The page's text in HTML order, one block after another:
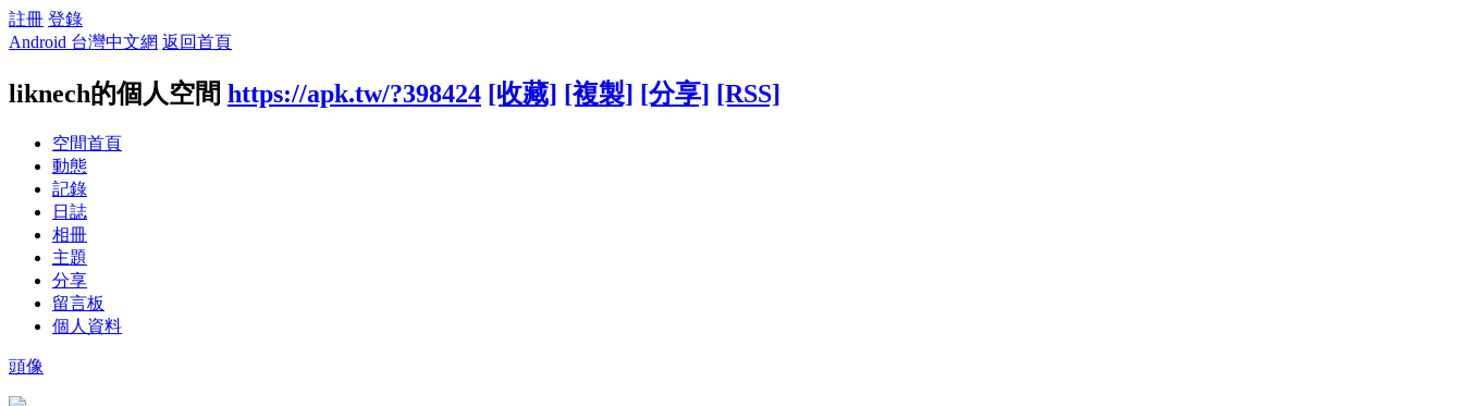
註冊 登錄
Android 台灣中文網 返回首頁
liknech的個人空間 https://apk.tw/?398424 [收藏] [複製] [分享] [RSS]
空間首頁
動態
記錄
日誌
相冊
主題
分享
留言板
個人資料
頭像